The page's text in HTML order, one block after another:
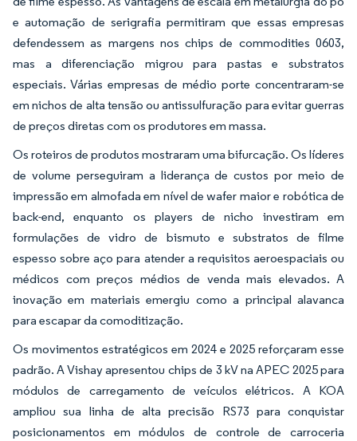
e automação de serigrafia permitiram que essas empresas
defendessem as margens nos chips de commodities 0603,
mas a diferenciação migrou para pastas e substratos
especiais. Várias empresas de médio porte concentraram-se
em nichos de alta tensão ou antissulfuração para evitar guerras
de preços diretas com os produtores em massa.
Os roteiros de produtos mostraram uma bifurcação. Os líderes
de volume perseguiram a liderança de custos por meio de
impressão em almofada em nível de wafer maior e robótica de
back-end, enquanto os players de nicho investiram em
formulações de vidro de bismuto e substratos de filme
espesso sobre aço para atender a requisitos aeroespaciais ou
médicos com preços médios de venda mais elevados. A
inovação em materiais emergiu como a principal alavanca
para escapar da comoditização.
Os movimentos estratégicos em 2024 e 2025 reforçaram esse
padrão. A Vishay apresentou chips de 3 kV na APEC 2025 para
módulos de carregamento de veículos elétricos. A KOA
ampliou sua linha de alta precisão RS73 para conquistar
posicionamentos em módulos de controle de carroceria